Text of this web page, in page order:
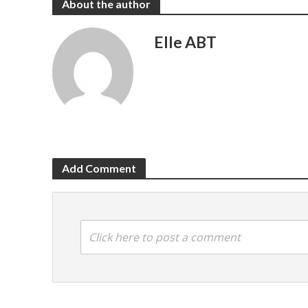
About the author
Elle ABT
Add Comment
Click here to post a comment